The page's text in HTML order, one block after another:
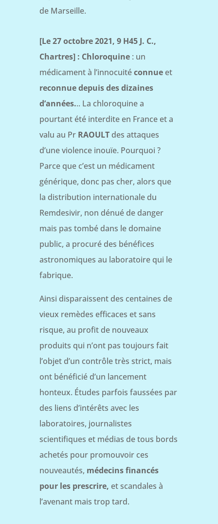
de Marseille.
[Le 27 octobre 2021, 9 H45 J. C.,
Chartres] : Chloroquine: un
médicament à l’innocuitéconnueet
reconnuedepuis des dizaines
d’années... La chloroquine a
pourtant été interdite en France et a
valu au PrRAOULTdes attaques
d’une violence inouïe. Pourquoi ?
Parce que c’est un médicament
générique, donc pas cher, alors que
la distribution internationale du
Remdesivir, non dénué de danger
mais pas tombé dans le domaine
public, a procuré des bénéfices
astronomiques au laboratoire qui le
fabrique.
Ainsi disparaissent des centaines de
vieux remèdes efficaces et sans
risque, au profit de nouveaux
produits qui n’ont pas toujours fait
l’objet d’un contrôle très strict, mais
ont bénéficié d’un lancement
honteux. Études parfois faussées par
des liens d’intérêts avec les
laboratoires, journalistes
scientifiques et médias de tous bords
achetés pour promouvoir ces
nouveautés, médecins financés
pour les prescrire, et scandales à
l’avenant mais trop tard.